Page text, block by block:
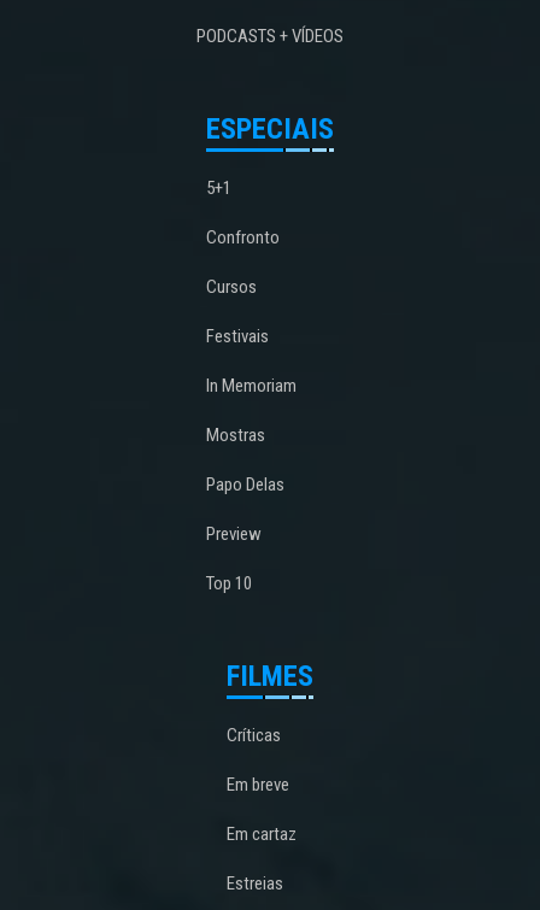
PODCASTS + VÍDEOS
ESPECIAIS
5+1
Confronto
Cursos
Festivais
In Memoriam
Mostras
Papo Delas
Preview
Top 10
FILMES
Críticas
Em breve
Em cartaz
Estreias